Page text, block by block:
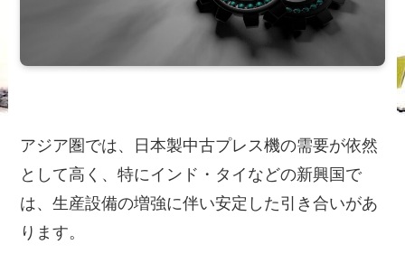
アジア圏では、日本製中古プレス機の需要が依然
として高く、特にインド・タイなどの新興国で
は、生産設備の増強に伴い安定した引き合いがあ
ります。